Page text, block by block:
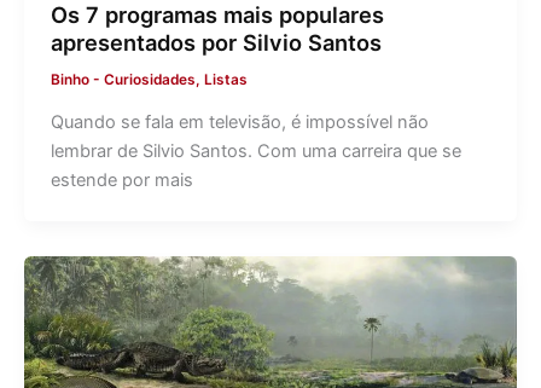
Os 7 programas mais populares
apresentados por Silvio Santos
Binho - Curiosidades, Listas
Quando se fala em televisão, é impossível não
lembrar de Silvio Santos. Com uma carreira que se
estende por mais